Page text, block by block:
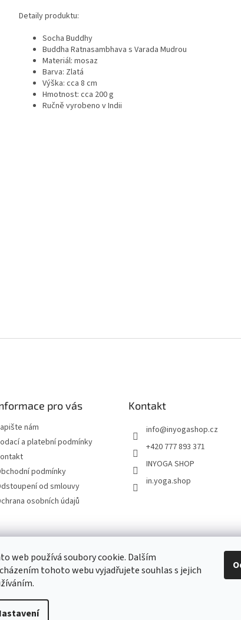
web používá soubory cookie. Dalším
tohoto webu vyjadřujete souhlas s jejich
Detaily produktu:
Socha Buddhy
Buddha Ratnasambhava s Varada Mudrou
Materiál: mosaz
Barva: Zlatá
Výška: cca 8 cm
Hmotnost: cca 200 g
Ručně vyrobeno v Indii
pro vás
nám
a platební podmínky
podmínky
od smlouvy
osobních údajů
Kontakt
info@inyogashop.cz
+420 777 893 371
INYOGA SHOP
in.yoga.shop
Kontakt
Upravit nastavení cookies